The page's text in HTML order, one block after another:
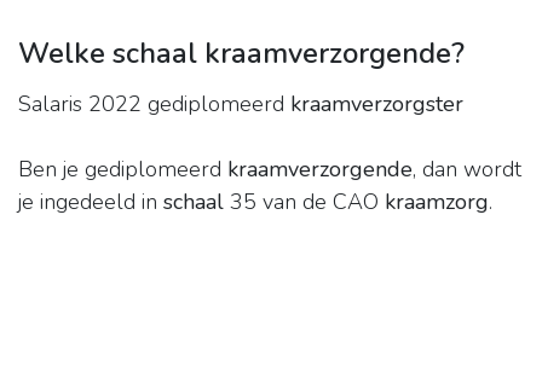
Welke schaal kraamverzorgende?
Salaris 2022 gediplomeerd kraamverzorgster
Ben je gediplomeerd kraamverzorgende, dan wordt
je ingedeeld in schaal 35 van de CAO kraamzorg.